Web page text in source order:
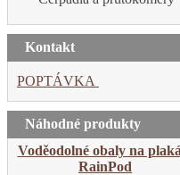
Kontakt
POPTÁVKA
Náhodné produkty
Voděodolné obaly na
RainPod